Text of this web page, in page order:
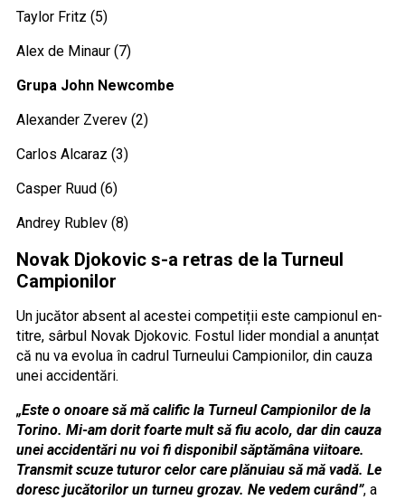
Taylor Fritz (5)
Alex de Minaur (7)
Grupa John Newcombe
Alexander Zverev (2)
Carlos Alcaraz (3)
Casper Ruud (6)
Andrey Rublev (8)
Novak Djokovic s-a retras de la Turneul
Campionilor
Un jucător absent al acestei competiții este campionul en-
titre, sârbul Novak Djokovic. Fostul lider mondial a anunțat
că nu va evolua în cadrul Turneului Campionilor, din cauza
unei accidentări.
„Este o onoare să mă calific la Turneul Campionilor de la
Torino. Mi-am dorit foarte mult să fiu acolo, dar din cauza
unei accidentări nu voi fi disponibil săptămâna viitoare.
Transmit scuze tuturor celor care plănuiau să mă vadă. Le
doresc jucătorilor un turneu grozav. Ne vedem curând”, a